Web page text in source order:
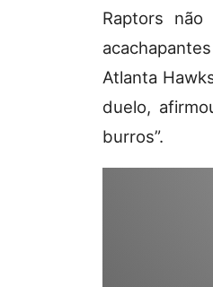
Raptors
Atlanta
duelo,
burros”.